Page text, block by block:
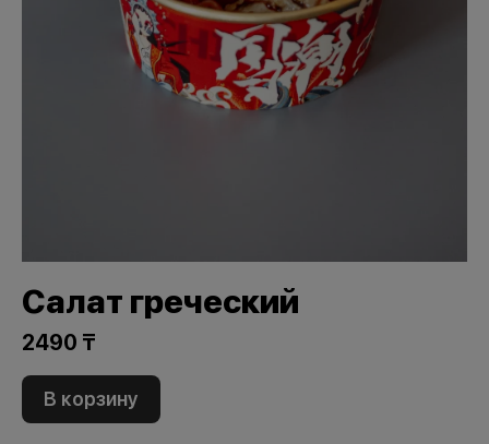
Салат греческий
2490 ₸
В корзину